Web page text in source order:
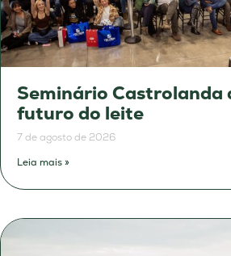
Seminário Castrolanda
futuro do leite
7 de agosto de 2026
Leia mais »